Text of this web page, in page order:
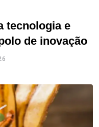
tecnologia e
de inovação